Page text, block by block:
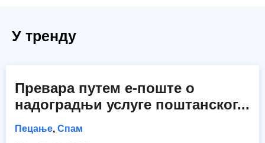
У тренду
Превара путем е-поште о
надоградњи услуге поштанског...
Пецање, Спам